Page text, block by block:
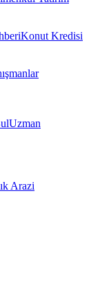
Konut Kredisi
Uzman
Arazi